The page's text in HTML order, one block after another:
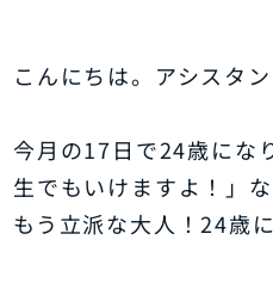
こんにちは。アシスタン
今月の17日で24歳にな
生でもいけますよ！」
もう立派な大人！24歳